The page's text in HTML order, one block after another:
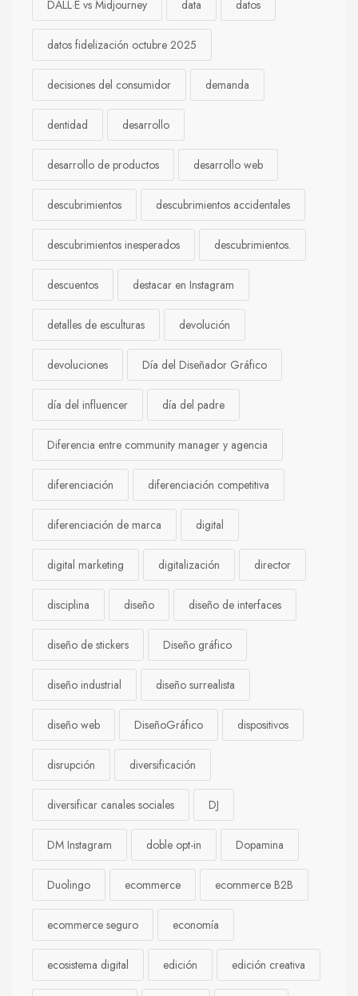
DALL·E vs Midjourney data datos
datos fidelización octubre 2025
decisiones del consumidor demanda
dentidad desarrollo
desarrollo de productos desarrollo web
descubrimientos descubrimientos accidentales
descubrimientos inesperados descubrimientos.
descuentos destacar en Instagram
detalles de esculturas devolución
devoluciones Día del Diseñador Gráfico
día del influencer día del padre
Diferencia entre community manager y agencia
diferenciación diferenciación competitiva
diferenciación de marca digital
digital marketing digitalización director
disciplina diseño diseño de interfaces
diseño de stickers Diseño gráfico
diseño industrial diseño surrealista
diseño web DiseñoGráfico dispositivos
disrupción diversificación
diversificar canales sociales DJ
DM Instagram doble opt-in Dopamina
Duolingo ecommerce ecommerce B2B
ecommerce seguro economía
ecosistema digital edición edición creativa